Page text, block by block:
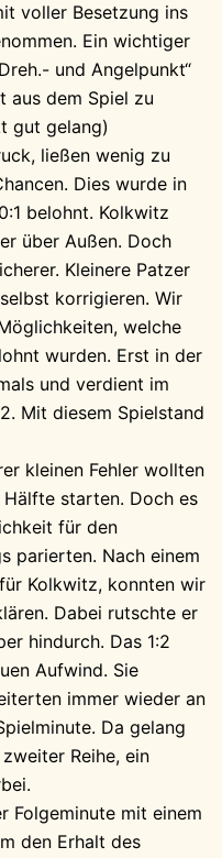
voller Besetzung ins
Ein wichtiger
und Angelpunkt“
aus dem Spiel zu
gut gelang)
ließen wenig zu
Dies wurde in
belohnt. Kolkwitz
über Außen. Doch
Kleinere Patzer
korrigieren. Wir
welche
wurden. Erst in der
und verdient im
Mit diesem Spielstand
kleinen Fehler wollten
starten. Doch es
für den
parierten. Nach einem
Kolkwitz, konnten wir
Dabei rutschte er
hindurch. Das 1:2
Aufwind. Sie
immer wieder an
Da gelang
Reihe, ein
Folgeminute mit einem
den Erhalt des